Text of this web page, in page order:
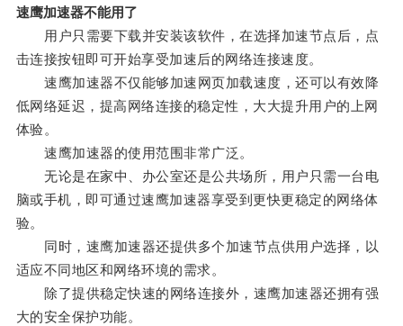
速鹰加速器不能用了
用户只需要下载并安装该软件，在选择加速节点后，点
击连接按钮即可开始享受加速后的网络连接速度。
速鹰加速器不仅能够加速网页加载速度，还可以有效降
低网络延迟，提高网络连接的稳定性，大大提升用户的上网
体验。
速鹰加速器的使用范围非常广泛。
无论是在家中、办公室还是公共场所，用户只需一台电
脑或手机，即可通过速鹰加速器享受到更快更稳定的网络体
验。
同时，速鹰加速器还提供多个加速节点供用户选择，以
适应不同地区和网络环境的需求。
除了提供稳定快速的网络连接外，速鹰加速器还拥有强
大的安全保护功能。